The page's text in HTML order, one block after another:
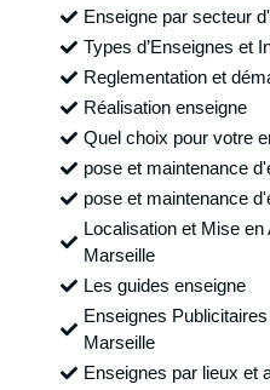
Enseigne par secteur
Types d’Enseignes et
Reglementation et
Réalisation enseigne
Quel choix pour votre
pose et maintenance
pose et maintenance
Localisation et Mise
Marseille
Les guides enseigne
Enseignes
Marseille
Enseignes par lieux et